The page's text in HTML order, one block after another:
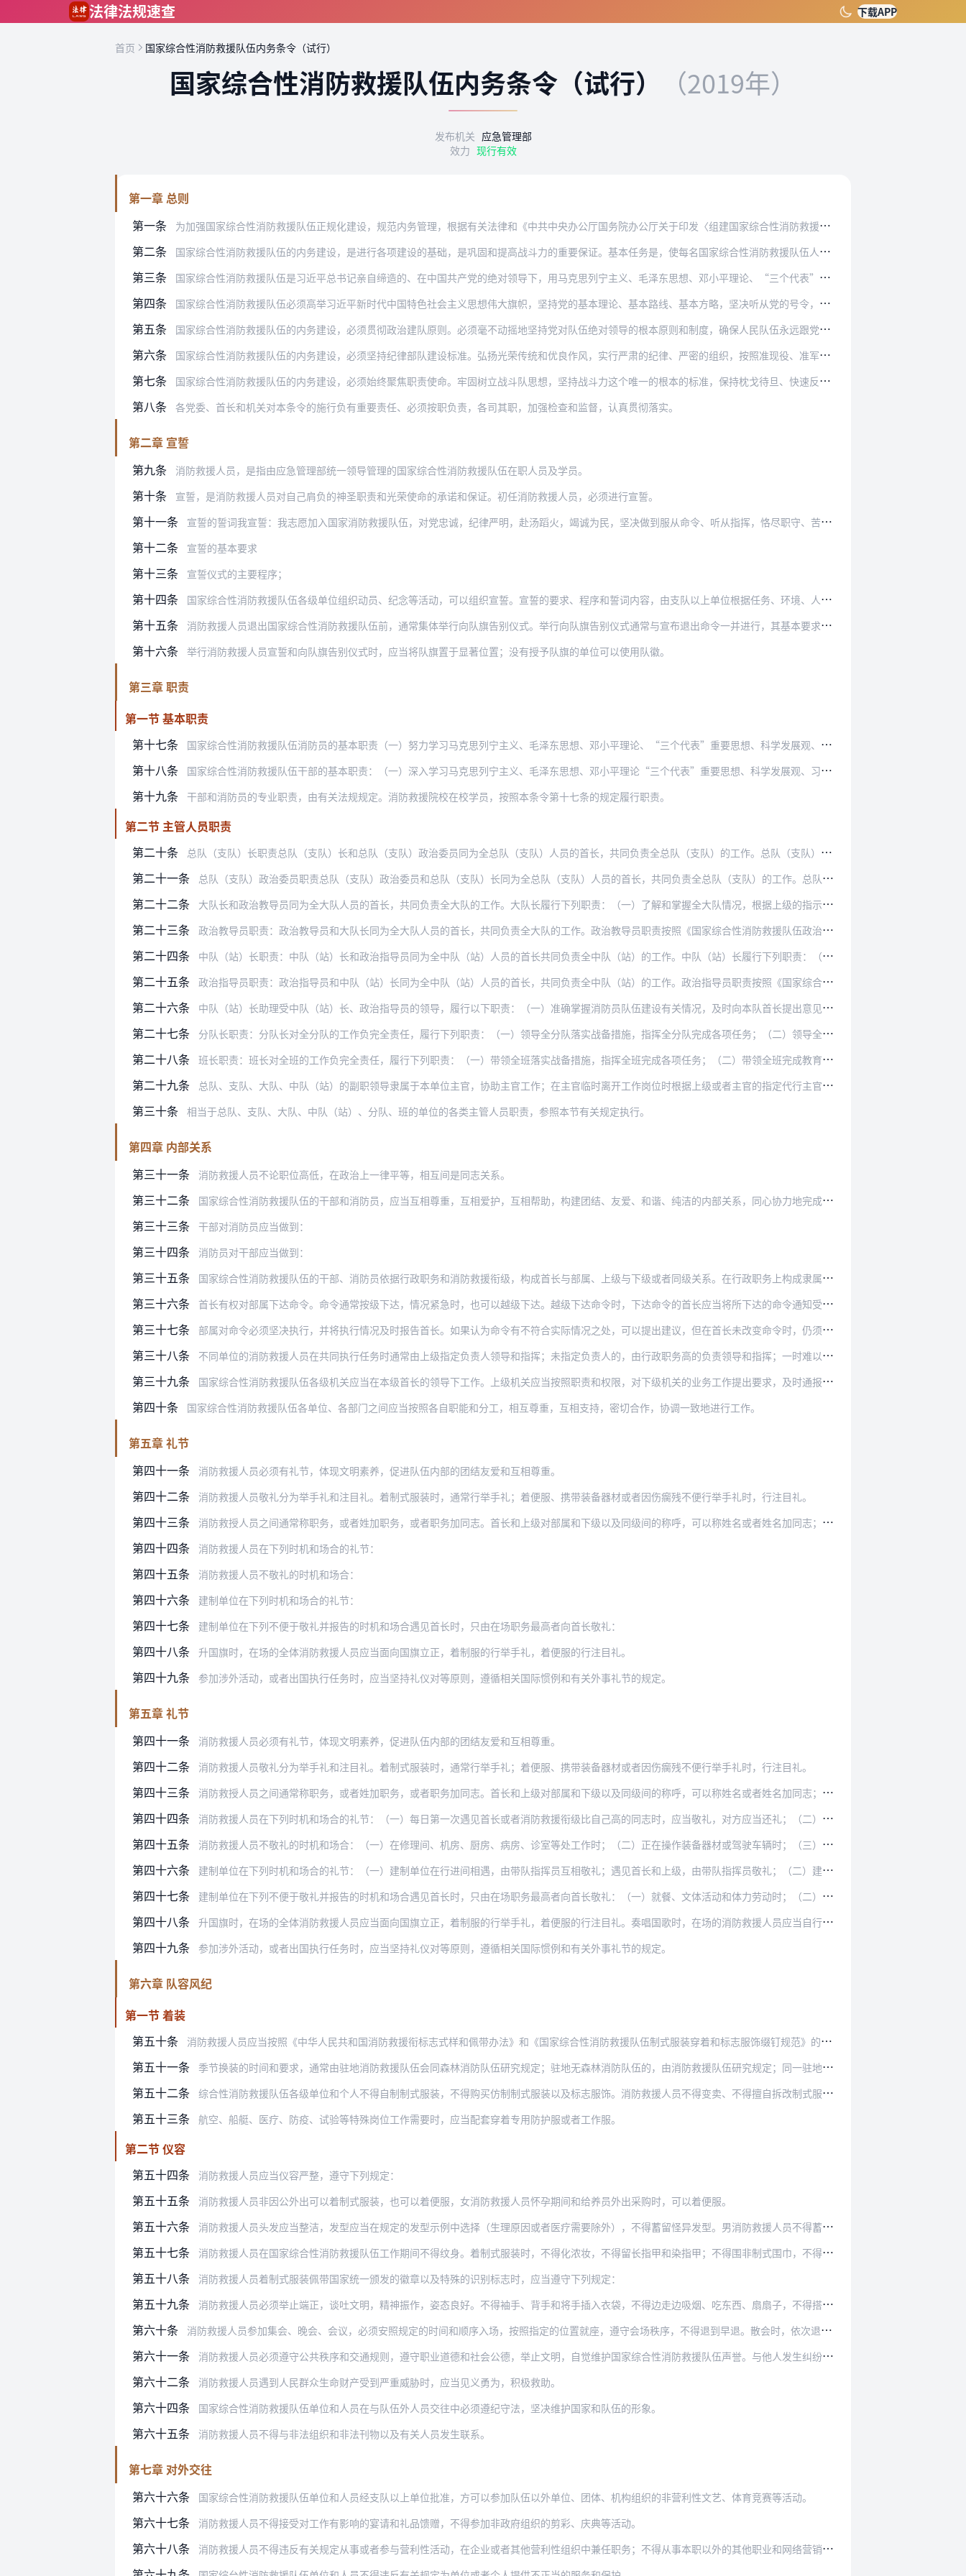
法律法规速查 下载APP
首页 国家综合性消防救援队伍内务条令（试行）
国家综合性消防救援队伍内务条令（试行） （2019年）
发布机关 应急管理部
效力 现行有效
第一章 总则
第一条
为加强国家综合性消防救援队伍正规化建设，规范内务管理，根据有关法律和《中共中央办公厅国务院办公厅关于印发〈组建国家综合性消防救援队伍框架方案〉的通知》，结合队伍…
第二条 国家综合性消防救援队伍的内务建设，是进行各项建设的基础，是巩固和提高战斗力的重要保证。基本任务是，使每名国家综合性消防救援队伍人员明确和认真履行职责，维护良好的…
第三条 国家综合性消防救援队伍是习近平总书记亲自缔造的、在中国共产党的绝对领导下，用马克思列宁主义、毛泽东思想、邓小平理论、“三个代表”重要思想、科学发展观、习近平新时…
第四条 国家综合性消防救援队伍必须高举习近平新时代中国特色社会主义思想伟大旗帜，坚持党的基本理论、基本路线、基本方略，坚决听从党的号令，坚定正确的政治方向；必须深入学习…
第五条 国家综合性消防救援队伍的内务建设，必须贯彻政治建队原则。必须毫不动摇地坚持党对队伍绝对领导的根本原则和制度，确保人民队伍永远跟党走。必须增强“四个意识”，坚定“…
第六条 国家综合性消防救援队伍的内务建设，必须坚持纪律部队建设标准。弘扬光荣传统和优良作风，实行严肃的纪律、严密的组织，按照准现役、准军事化标准建设，用铁的纪律打造铁的…
第七条 国家综合性消防救援队伍的内务建设，必须始终聚焦职责使命。牢固树立战斗队思想，坚持战斗力这个唯一的根本的标准，保持枕戈待旦、快速反应的备战状态，练就科学高效、专业…
第八条 各党委、首长和机关对本条令的施行负有重要责任、必须按职负责，各司其职，加强检查和监督，认真贯彻落实。
第二章 宣誓
第九条
消防救援人员，是指由应急管理部统一领导管理的国家综合性消防救援队伍在职人员及学员。
第十条 宣誓，是消防救援人员对自己肩负的神圣职责和光荣使命的承诺和保证。初任消防救援人员，必须进行宣誓。
第十一条 宣誓的誓词我宣誓：我志愿加入国家消防救援队伍，对党忠诚，纪律严明，赴汤蹈火，竭诚为民，坚决做到服从命令、听从指挥，恪尽职守、苦练本领，不畏艰险、不怕牺牲，为维护…
第十二条 宣誓的基本要求
第十三条 宣誓仪式的主要程序；
第十四条 国家综合性消防救援队伍各级单位组织动员、纪念等活动，可以组织宣誓。宣誓的要求、程序和誓词内容，由支队以上单位根据任务、环境、人员等确定。
第十五条 消防救援人员退出国家综合性消防救援队伍前，通常集体举行向队旗告别仪式。举行向队旗告别仪式通常与宣布退出命令一并进行，其基本要求和程序参照本条令第十二条、第十三条…
第十六条 举行消防救援人员宣誓和向队旗告别仪式时，应当将队旗置于显著位置；没有授予队旗的单位可以使用队徽。
第三章 职责
第一节 基本职责
第十七条
国家综合性消防救援队伍消防员的基本职责（一）努力学习马克思列宁主义、毛泽东思想、邓小平理论、“三个代表”重要思想、科学发展观、习近平新时代中国特色社会主义思想，…
第十八条 国家综合性消防救援队伍干部的基本职责：（一）深入学习马克思列宁主义、毛泽东思想、邓小平理论“三个代表”重要思想、科学发展观、习近平新时代中国特色社会主义思想，贯…
第十九条 干部和消防员的专业职责，由有关法规规定。消防救援院校在校学员，按照本条令第十七条的规定履行职责。
第二节 主管人员职责
第二十条
总队（支队）长职责总队（支队）长和总队（支队）政治委员同为全总队（支队）人员的首长，共同负责全总队（支队）的工作。总队（支队）长履行下列职责：（一）了解和掌握全…
第二十一条 总队（支队）政治委员职责总队（支队）政治委员和总队（支队）长同为全总队（支队）人员的首长，共同负责全总队（支队）的工作。总队（支队）政治委员职责按照《国家综合性…
第二十二条 大队长和政治教导员同为全大队人员的首长，共同负责全大队的工作。大队长履行下列职责：（一）了解和掌握全大队情况，根据上级的指示、计划和要求，制定落实的具体措施，领…
第二十三条 政治教导员职责：政治教导员和大队长同为全大队人员的首长，共同负责全大队的工作。政治教导员职责按照《国家综合性消防救援队伍政治工作暂行规定》的有关规定执行。
第二十四条 中队（站）长职责：中队（站）长和政治指导员同为全中队（站）人员的首长共同负责全中队（站）的工作。中队（站）长履行下列职责：（一）熟悉全中队（站）情况，根据上级的…
第二十五条 政治指导员职责：政治指导员和中队（站）长同为全中队（站）人员的首长，共同负责全中队（站）的工作。政治指导员职责按照《国家综合性消防救援队伍政治工作暂行规定》的有…
第二十六条 中队（站）长助理受中队（站）长、政治指导员的领导，履行以下职责：（一）准确掌握消防员队伍建设有关情况，及时向本队首长提出意见建议；（二）协助中队（站）首长拟制全…
第二十七条 分队长职责：分队长对全分队的工作负完全责任，履行下列职责：（一）领导全分队落实战备措施，指挥全分队完成各项任务；（二）领导全分队完成教育训练任务，提高全分队人员…
第二十八条 班长职责：班长对全班的工作负完全责任，履行下列职责：（一）带领全班落实战备措施，指挥全班完成各项任务；（二）带领全班完成教育训练任务，提高全班人员的政治素养、专…
第二十九条 总队、支队、大队、中队（站）的副职领导隶属于本单位主官，协助主官工作；在主官临时离开工作岗位时根据上级或者主官的指定代行主官职责。副班长隶属于班长，协助班长工作…
第三十条 相当于总队、支队、大队、中队（站）、分队、班的单位的各类主管人员职责，参照本节有关规定执行。
第四章 内部关系
第三十一条
消防救援人员不论职位高低，在政治上一律平等，相互间是同志关系。
第三十二条 国家综合性消防救援队伍的干部和消防员，应当互相尊重，互相爱护，互相帮助，构建团结、友爱、和谐、纯洁的内部关系，同心协力地完成任务。
第三十三条 干部对消防员应当做到：
第三十四条 消防员对干部应当做到：
第三十五条 国家综合性消防救援队伍的干部、消防员依据行政职务和消防救援衔级，构成首长与部属、上级与下级或者同级关系。在行政职务上构成隶属关系时，行政职务高的是首长又是上级，…
第三十六条 首长有权对部属下达命令。命令通常按级下达，情况紧急时，也可以越级下达。越级下达命令时，下达命令的首长应当将所下达的命令通知受令者的直接首长。
第三十七条 部属对命令必须坚决执行，并将执行情况及时报告首长。如果认为命令有不符合实际情况之处，可以提出建议，但在首长未改变命令时，仍须坚决执行。执行中如果情况发生急剧变化…
第三十八条 不同单位的消防救援人员在共同执行任务时通常由上级指定负责人领导和指挥；未指定负责人的，由行政职务高的负责领导和指挥；一时难以区别行政职务高低时，由非专业技术人员…
第三十九条 国家综合性消防救援队伍各级机关应当在本级首长的领导下工作。上级机关应当按照职责和权限，对下级机关的业务工作提出要求，及时通报情况，检查指导工作。下级机关应当按照…
第四十条 国家综合性消防救援队伍各单位、各部门之间应当按照各自职能和分工，相互尊重，互相支持，密切合作，协调一致地进行工作。
第五章 礼节
第四十一条
消防救援人员必须有礼节，体现文明素养，促进队伍内部的团结友爱和互相尊重。
第四十二条 消防救援人员敬礼分为举手礼和注目礼。着制式服装时，通常行举手礼；着便服、携带装备器材或者因伤瘸残不便行举手礼时，行注目礼。
第四十三条 消防救授人员之间通常称职务，或者姓加职务，或者职务加同志。首长和上级对部属和下级以及同级间的称呼，可以称姓名或者姓名加同志；下级对上级，可以称首长或者首长加同志…
第四十四条 消防救援人员在下列时机和场合的礼节：
第四十五条 消防救援人员不敬礼的时机和场合：
第四十六条 建制单位在下列时机和场合的礼节：
第四十七条 建制单位在下列不便于敬礼并报告的时机和场合遇见首长时，只由在场职务最高者向首长敬礼：
第四十八条 升国旗时，在场的全体消防救援人员应当面向国旗立正，着制服的行举手礼，着便服的行注目礼。
第四十九条 参加涉外活动，或者出国执行任务时，应当坚持礼仪对等原则，遵循相关国际惯例和有关外事礼节的规定。
第五章 礼节
第四十一条
消防救援人员必须有礼节，体现文明素养，促进队伍内部的团结友爱和互相尊重。
第四十二条 消防救援人员敬礼分为举手礼和注目礼。着制式服装时，通常行举手礼；着便服、携带装备器材或者因伤瘸残不便行举手礼时，行注目礼。
第四十三条 消防救授人员之间通常称职务，或者姓加职务，或者职务加同志。首长和上级对部属和下级以及同级间的称呼，可以称姓名或者姓名加同志；下级对上级，可以称首长或者首长加同志…
第四十四条 消防救援人员在下列时机和场合的礼节：（一）每日第一次遇见首长或者消防救援衔级比自己高的同志时，应当敬礼，对方应当还礼；（二）进见首长时，在进入首长室内前，应当敲…
第四十五条 消防救援人员不敬礼的时机和场合：（一）在修理间、机房、厨房、病房、诊室等处工作时；（二）正在操作装备器材或驾驶车辆时；（三）进行文体活动和体力劳动时；（四）乘坐…
第四十六条 建制单位在下列时机和场合的礼节：（一）建制单位在行进间相遇，由带队指挥员互相敬礼；遇见首长和上级，由带队指挥员敬礼；（二）建制单位在停止间，当上级首长来到时，带…
第四十七条 建制单位在下列不便于敬礼并报告的时机和场合遇见首长时，只由在场职务最高者向首长敬礼：（一）就餐、文体活动和体力劳动时；（二）演习、执行任务中和开进途中休息时；（…
第四十八条 升国旗时，在场的全体消防救援人员应当面向国旗立正，着制服的行举手礼，着便服的行注目礼。奏唱国歌时，在场的消防救援人员应当自行立正，举止庄重，肃立致敬，自始至终跟…
第四十九条 参加涉外活动，或者出国执行任务时，应当坚持礼仪对等原则，遵循相关国际惯例和有关外事礼节的规定。
第六章 队容风纪
第一节 着装
第五十条
消防救援人员应当按照《中华人民共和国消防救援衔标志式样和佩带办法》和《国家综合性消防救援队伍制式服装穿着和标志服饰缀钉规范》的要求，配套穿着制式服装，佩带标志服…
第五十一条 季节换装的时间和要求，通常由驻地消防救援队伍会同森林消防队伍研究规定；驻地无森林消防队伍的，由消防救援队伍研究规定；同一驻地的消防救援队伍和森林消防队伍应当保持…
第五十二条 综合性消防救援队伍各级单位和个人不得自制制式服装，不得购买仿制制式服装以及标志服饰。消防救援人员不得变卖、不得擅自拆改制式服装，不得将制式服装和标志服饰出借或者…
第五十三条 航空、船艇、医疗、防疫、试验等特殊岗位工作需要时，应当配套穿着专用防护服或者工作服。
第二节 仪容
第五十四条
消防救援人员应当仪容严整，遵守下列规定：
第五十五条 消防救援人员非因公外出可以着制式服装，也可以着便服，女消防救援人员怀孕期间和给养员外出采购时，可以着便服。
第五十六条 消防救援人员头发应当整洁，发型应当在规定的发型示例中选择（生理原因或者医疗需要除外），不得蓄留怪异发型。男消防救援人员不得蓄胡须，鬓角发际不得超过耳廓内线的二分…
第五十七条 消防救援人员在国家综合性消防救援队伍工作期间不得纹身。着制式服装时，不得化浓妆，不得留长指甲和染指甲；不得围非制式围巾，不得在外露的腰带上系挂钥匙和饰物等，不得…
第五十八条 消防救援人员着制式服装佩带国家统一颁发的徽章以及特殊的识别标志时，应当遵守下列规定：
第五十九条 消防救援人员必须举止端正，谈吐文明，精神振作，姿态良好。不得袖手、背手和将手插入衣袋，不得边走边吸烟、吃东西、扇扇子，不得搭肩挽臂。
第六十条 消防救援人员参加集会、晚会、会议，必须安照规定的时间和顺序入场，按照指定的位置就座，遵守会场秩序，不得退到早退。散会时，依次退场。
第六十一条 消防救援人员必须遵守公共秩序和交通规则，遵守职业道德和社会公德，举止文明，自觉维护国家综合性消防救援队伍声誉。与他人发生纠纷时，应当依法处理。
第六十二条 消防救援人员遇到人民群众生命财产受到严重威胁时，应当见义勇为，积极救助。
第六十四条 国家综合性消防救援队伍单位和人员在与队伍外人员交往中必须遵纪守法，坚决维护国家和队伍的形象。
第六十五条 消防救援人员不得与非法组织和非法刊物以及有关人员发生联系。
第七章 对外交往
第六十六条
国家综合性消防救援队伍单位和人员经支队以上单位批准，方可以参加队伍以外单位、团体、机构组织的非营利性文艺、体育竞赛等活动。
第六十七条 消防救援人员不得接受对工作有影响的宴请和礼品馈赠，不得参加非政府组织的剪彩、庆典等活动。
第六十八条 消防救援人员不得违反有关规定从事或者参与营利性活动，在企业或者其他营利性组织中兼任职务；不得从事本职以外的其他职业和网络营销、传销、有偿中介活动，不得参与以营利…